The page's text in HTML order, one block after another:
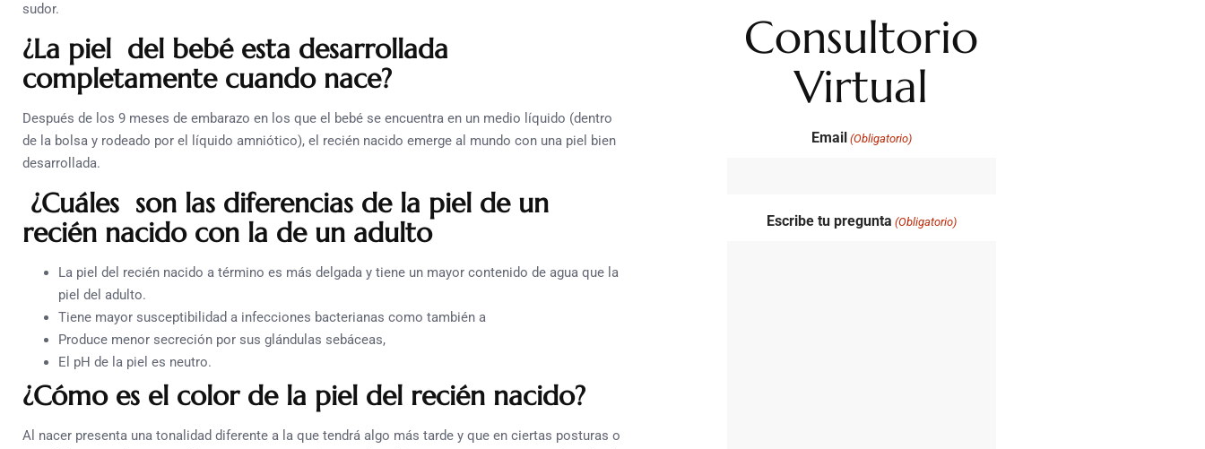
sudor.
¿La piel del bebé esta desarrollada
completamente cuando nace?
Después de los 9 meses de embarazo en los que el bebé se encuentra en un medio líquido (dentro
de la bolsa y rodeado por el líquido amniótico), el recién nacido emerge al mundo con una piel bien
desarrollada.
¿Cuáles son las diferencias de la piel de un
recién nacido con la de un adulto
La piel del recién nacido a término es más delgada y tiene un mayor contenido de agua que la
piel del adulto.
Tiene mayor susceptibilidad a infecciones bacterianas como también a
Produce menor secreción por sus glándulas sebáceas,
El pH de la piel es neutro.
¿Cómo es el color de la piel del recién nacido?
Al nacer presenta una tonalidad diferente a la que tendrá algo más tarde y que en ciertas posturas o
Consultorio
Virtual
Email (Obligatorio)
Escribe tu pregunta (Obligatorio)